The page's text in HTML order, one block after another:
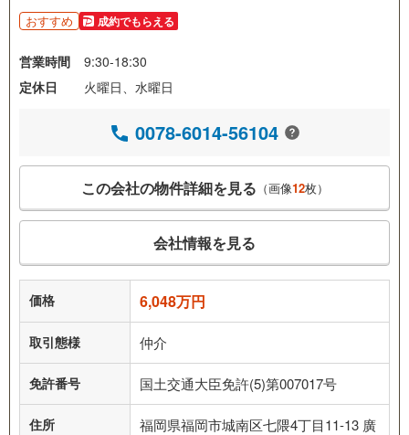
おすすめ 成約でもらえる
営業時間
9:30-18:30
定休日
火曜日、水曜日
0078-6014-56104
この会社の物件詳細を見る （画像12枚）
会社情報を見る
価格 6,048万円
取引態様 仲介
免許番号 国土交通大臣免許(5)第007017号
住所
福岡県福岡市城南区七隈4丁目11-13 廣